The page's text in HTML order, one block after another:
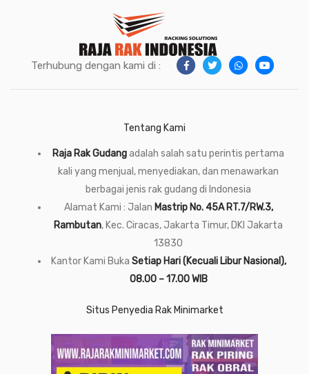
Terhubung dengan kami di :
Tentang Kami
Raja Rak Gudangadalah salah satu perintis pertama
kali yang menjual, menyediakan, dan menawarkan
berbagai jenis rak gudang di Indonesia
Alamat Kami : Jalan Mastrip No. 45A RT.7/RW.3,
Rambutan, Kec. Ciracas, Jakarta Timur, DKI Jakarta
13830
Kantor Kami Buka Setiap Hari (Kecuali Libur Nasional),
08.00 – 17.00 WIB
Situs Penyedia Rak Minimarket